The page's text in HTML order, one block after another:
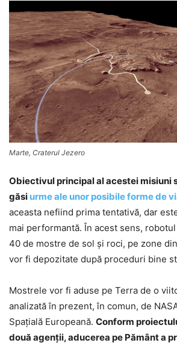
Marte, Craterul Jezero
Obiectivul principal al acestei misiuni
găsi urme ale unor posibile forme de
aceasta nefiind prima tentativă, dar
mai performantă. În acest sens,
40 de mostre de sol şi roci, pe zone
vor fi depozitate după proceduri bine
Mostrele vor fi aduse pe Terra de o
analizată în prezent, în comun, de
Spaţială Europeană. Conform
două agenţii, aducerea pe Pământ a